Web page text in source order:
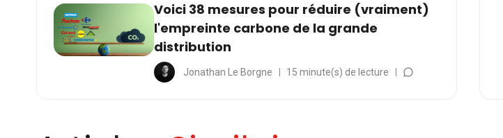
Voici 38 mesures pour réduire (vraiment)
l'empreinte carbone de la grande
distribution
Jonathan Le Borgne 15 minute(s) de lecture